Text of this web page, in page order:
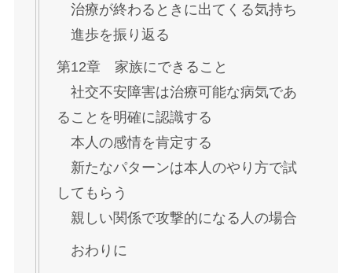
治療が終わるときに出てくる気持ち
進歩を振り返る
第12章 家族にできること
社交不安障害は治療可能な病気であ
ることを明確に認識する
本人の感情を肯定する
新たなパターンは本人のやり方で試
してもらう
親しい関係で攻撃的になる人の場合
おわりに